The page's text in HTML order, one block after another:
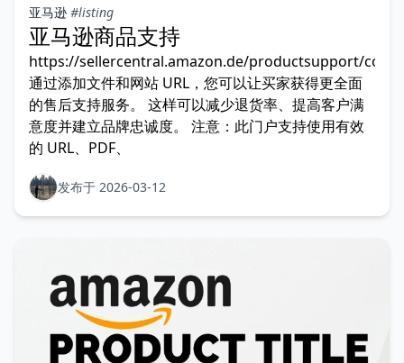
亚马逊 #listing
亚马逊商品支持
https://sellercentral.amazon.de/productsupport/
通过添加文件和网站 URL，您可以让买家获得更全面
的售后支持服务。 这样可以减少退货率、提高客户满
意度并建立品牌忠诚度。 注意：此门户支持使用有效
的 URL、PDF、
发布于 2026-03-12